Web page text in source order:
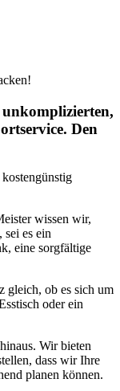
unkomplizierten,
Den
wissen wir,
es ein
eine sorgfältige
gleich, ob es sich um
oder ein
Wir bieten
dass wir Ihre
planen können.